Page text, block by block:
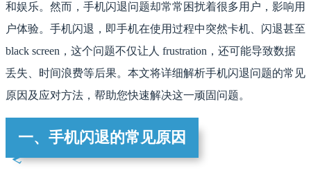
和娱乐。然而，手机闪退问题却常常困扰着很多用户，影响用
户体验。手机闪退，即手机在使用过程中突然卡机、闪退甚至
black screen，这个问题不仅让人 frustration，还可能导致数据
丢失、时间浪费等后果。本文将详细解析手机闪退问题的常见
原因及应对方法，帮助您快速解决这一顽固问题。
一、手机闪退的常见原因